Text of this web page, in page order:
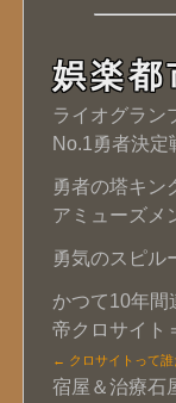
娯楽都
ライオグラン
No.1勇者決定
勇者の塔キン
アミューズメ
勇気のスピル
かつて10年間
帝クロサイト
← クロサイトって誰
宿屋＆治療石